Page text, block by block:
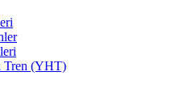
Tren (YHT)